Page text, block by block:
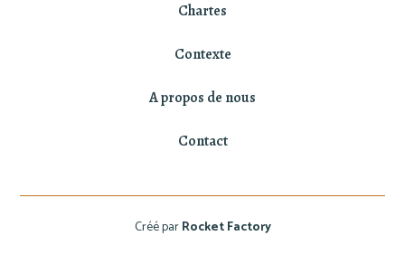
Chartes
Contexte
A propos de nous
Contact
Créé parRocket Factory